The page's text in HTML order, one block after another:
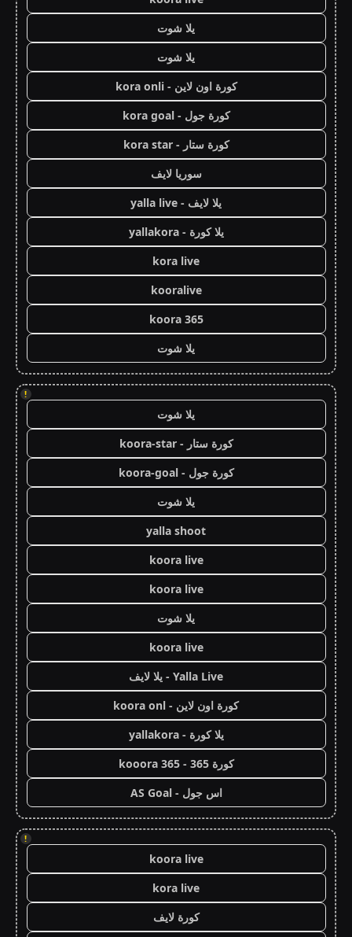
يلا شوت
يلا شوت
كورة اون لاين - kora onli
كورة جول - kora goal
كورة ستار - kora star
سوريا لايف
يلا لايف - yalla live
يلا كورة - yallakora
kora live
kooralive
koora 365
يلا شوت
!
يلا شوت
كورة ستار - koora-star
كورة جول - koora-goal
يلا شوت
yalla shoot
koora live
koora live
يلا شوت
koora live
Yalla Live - يلا لايف
كورة اون لاين - koora onl
يلا كورة - yallakora
كورة 365 - kooora 365
اس جول - AS Goal
!
koora live
kora live
كورة لايف